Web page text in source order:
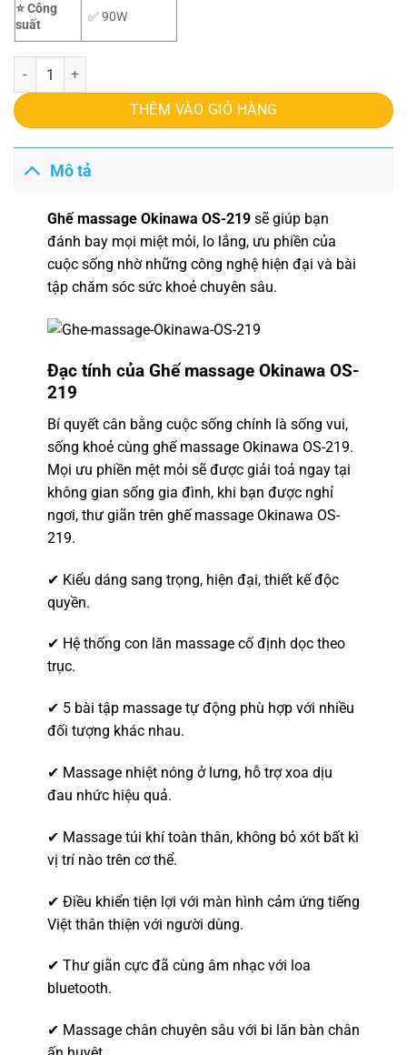
⭐ Công
suất
✅ 90W
Ghế massage Okinawa OS-219 số lượng
THÊM VÀO GIỎ HÀNG
Mô tả
Ghế massage Okinawa OS-219 sẽ giúp bạn
đánh bay mọi miệt mỏi, lo lắng, ưu phiền của
cuộc sống nhờ những công nghệ hiện đại và bài
tập chăm sóc sức khoẻ chuyên sâu.
Đạc tính của Ghế massage Okinawa OS-
219
Bí quyết cân bằng cuộc sống chính là sống vui,
sống khoẻ cùng ghế massage Okinawa OS-219.
Mọi ưu phiền mệt mỏi sẽ được giải toả ngay tại
không gian sống gia đình, khi bạn được nghỉ
ngơi, thư giãn trên ghế massage Okinawa OS-
219.
✔ Kiểu dáng sang trọng, hiện đại, thiết kế độc
quyền.
✔ Hệ thống con lăn massage cố định dọc theo
trục.
✔ 5 bài tập massage tự động phù hợp với nhiều
đối tượng khác nhau.
✔ Massage nhiệt nóng ở lưng, hỗ trợ xoa dịu
đau nhức hiệu quả.
✔ Massage túi khí toàn thân, không bỏ xót bất kì
vị trí nào trên cơ thể.
✔ Điều khiển tiện lợi với màn hình cảm ứng tiếng
Việt thân thiện với người dùng.
✔ Thư giãn cực đã cùng âm nhạc với loa
bluetooth.
✔ Massage chân chuyên sâu với bi lăn bàn chân